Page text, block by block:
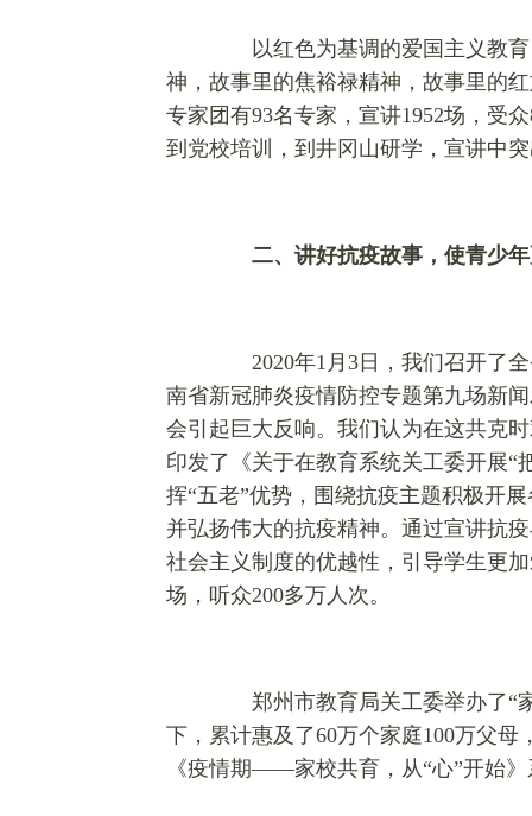
以红色为基调的爱国主义教育
神，故事里的焦裕禄精神，故事里的
专家团有93名专家，宣讲1952场，受
到党校培训，到井冈山研学，宣讲中
二、讲好抗疫故事，使青少
2020年1月3日，我们召开了全
南省新冠肺炎疫情防控专题第九场新
会引起巨大反响。我们认为在这共克
印发了《关于在教育系统关工委开展“
挥“五老”优势，围绕抗疫主题积极开
并弘扬伟大的抗疫精神。通过宣讲抗
社会主义制度的优越性，引导学生更
场，听众200多万人次。
郑州市教育局关工委举办了“家
下，累计惠及了60万个家庭100万父
《疫情期——家校共育，从“心”开始